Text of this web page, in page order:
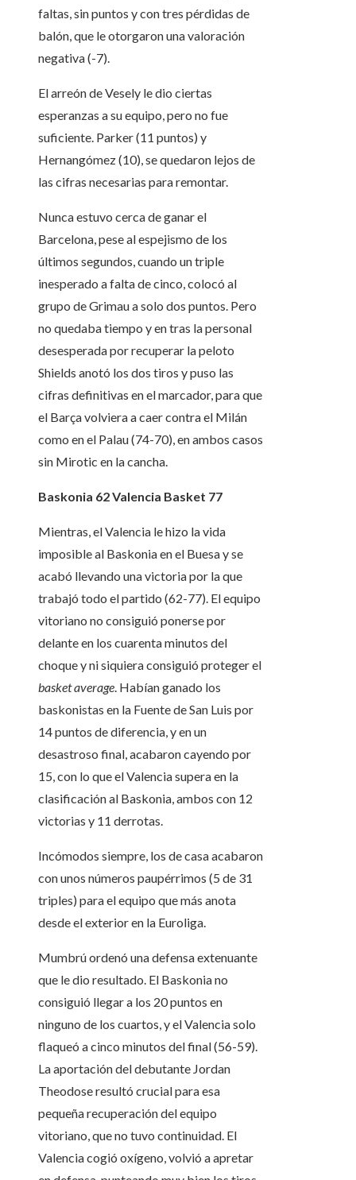
faltas, sin puntos y con tres pérdidas de
balón, que le otorgaron una valoración
negativa (-7).
El arreón de Vesely le dio ciertas
esperanzas a su equipo, pero no fue
suficiente. Parker (11 puntos) y
Hernangómez (10), se quedaron lejos de
las cifras necesarias para remontar.
Nunca estuvo cerca de ganar el
Barcelona, pese al espejismo de los
últimos segundos, cuando un triple
inesperado a falta de cinco, colocó al
grupo de Grimau a solo dos puntos. Pero
no quedaba tiempo y en tras la personal
desesperada por recuperar la peloto
Shields anotó los dos tiros y puso las
cifras definitivas en el marcador, para que
el Barça volviera a caer contra el Milán
como en el Palau (74-70), en ambos casos
sin Mirotic en la cancha.
Baskonia 62 Valencia Basket 77
Mientras, el Valencia le hizo la vida
imposible al Baskonia en el Buesa y se
acabó llevando una victoria por la que
trabajó todo el partido (62-77). El equipo
vitoriano no consiguió ponerse por
delante en los cuarenta minutos del
choque y ni siquiera consiguió proteger el
basket average. Habían ganado los
baskonistas en la Fuente de San Luis por
14 puntos de diferencia, y en un
desastroso final, acabaron cayendo por
15, con lo que el Valencia supera en la
clasificación al Baskonia, ambos con 12
victorias y 11 derrotas.
Incómodos siempre, los de casa acabaron
con unos números paupérrimos (5 de 31
triples) para el equipo que más anota
desde el exterior en la Euroliga.
Mumbrú ordenó una defensa extenuante
que le dio resultado. El Baskonia no
consiguió llegar a los 20 puntos en
ninguno de los cuartos, y el Valencia solo
flaqueó a cinco minutos del final (56-59).
La aportación del debutante Jordan
Theodose resultó crucial para esa
pequeña recuperación del equipo
vitoriano, que no tuvo continuidad. El
Valencia cogió oxígeno, volvió a apretar